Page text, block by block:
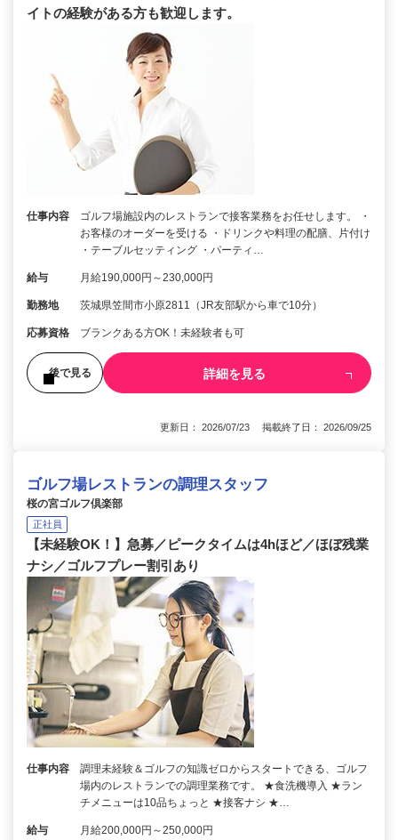
イトの経験がある方も歓迎します。
仕事内容
ゴルフ場施設内のレストランで接客業務をお任せします。 ・
お客様のオーダーを受ける ・ドリンクや料理の配膳、片付け
・テーブルセッティング ・パーティ…
給与 月給190,000円～230,000円
勤務地 茨城県笠間市小原2811（JR友部駅から車で10分）
応募資格 ブランクある方OK！未経験者も可
後で見る 詳細を見る
更新日： 2026/07/23 掲載終了日： 2026/09/25
ゴルフ場レストランの調理スタッフ
桜の宮ゴルフ倶楽部
正社員
【未経験OK！】急募／ピークタイムは4hほど／ほぼ残業
ナシ／ゴルフプレー割引あり
仕事内容
調理未経験＆ゴルフの知識ゼロからスタートできる、ゴルフ
場内のレストランでの調理業務です。 ★食洗機導入 ★ラン
チメニューは10品ちょっと ★接客ナシ ★…
給与 月給200,000円～250,000円